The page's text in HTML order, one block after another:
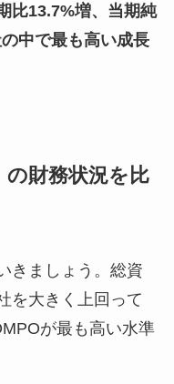
比13.7%増、当期純
中で最も高い成長
の財務状況を比
きましょう。総資
を大きく上回って
が最も高い水準